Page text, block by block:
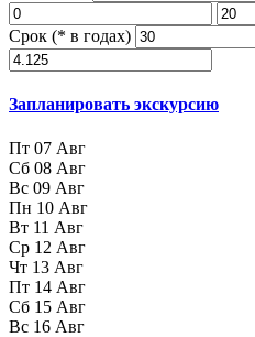
Срок (* в годах)
Запланировать экскурсию
Пт 07 Авг
Сб 08 Авг
Вс 09 Авг
Пн 10 Авг
Вт 11 Авг
Ср 12 Авг
Чт 13 Авг
Пт 14 Авг
Сб 15 Авг
Вс 16 Авг